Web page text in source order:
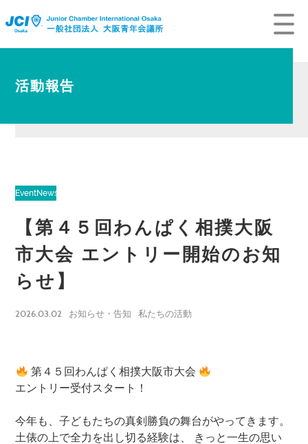
活動報告
EventNews
【第４５回わんぱく相撲大阪
市大会 エントリー開始のお知
らせ】
2026.03.02 お知らせ・告知 私たちの活動
第４５回わんぱく相撲大阪市大会
エントリー受付スタート！
今年も、子どもたちの真剣勝負の舞台がやってきます。
土俵の上で全力を出し切る経験は、 きっと一生の思い